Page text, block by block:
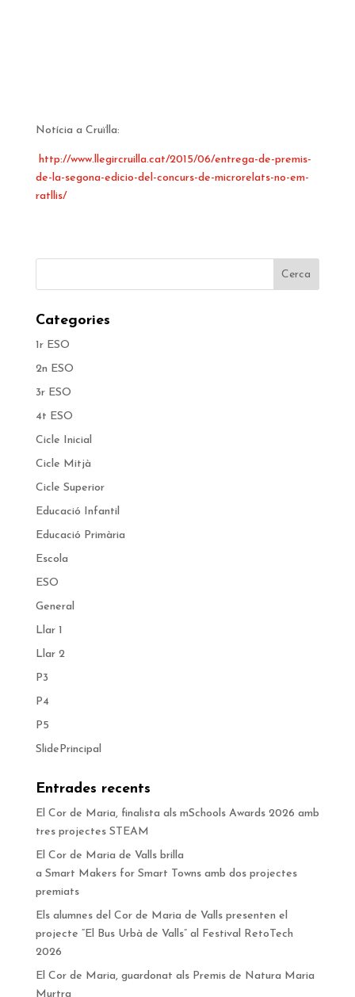
Notícia a Cruïlla:
http://www.llegircruilla.cat/2015/06/entrega-de-premis-
de-la-segona-edicio-del-concurs-de-microrelats-no-em-
ratllis/
Categories
1r ESO
2n ESO
3r ESO
4t ESO
Cicle Inicial
Cicle Mitjà
Cicle Superior
Educació Infantil
Educació Primària
Escola
ESO
General
Llar 1
Llar 2
P3
P4
P5
SlidePrincipal
Entrades recents
El Cor de Maria, finalista als mSchools Awards 2026 amb
tres projectes STEAM
El Cor de Maria de Valls brilla
a Smart Makers for Smart Towns amb dos projectes
premiats
Els alumnes del Cor de Maria de Valls presenten el
projecte “El Bus Urbà de Valls” al Festival RetoTech
2026
El Cor de Maria, guardonat als Premis de Natura Maria
Murtra